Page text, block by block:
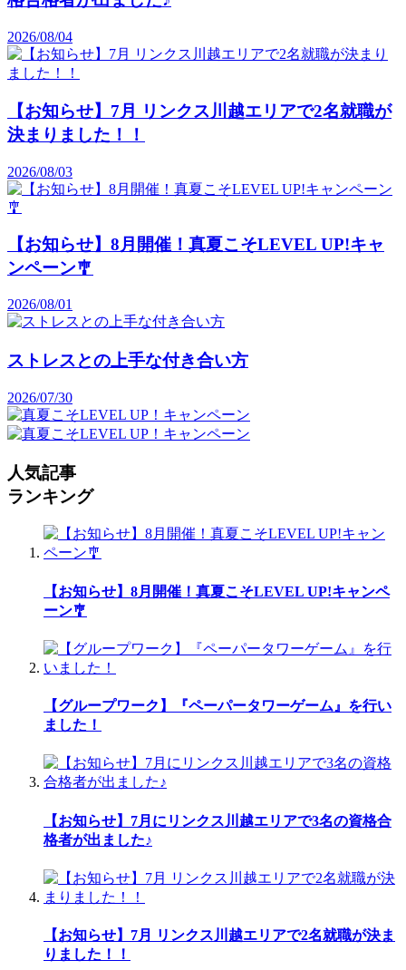
2026/08/04
【お知らせ】7月 リンクス川越エリアで2名就職が
決まりました！！
2026/08/03
【お知らせ】8月開催！真夏こそLEVEL UP!キャ
ンペーン🎐
2026/08/01
ストレスとの上手な付き合い方
2026/07/30
人気記事
ランキング
【お知らせ】8月開催！真夏こそLEVEL UP!キャンペ
ーン🎐
【グループワーク】『ペーパータワーゲーム』を行い
ました！
【お知らせ】7月にリンクス川越エリアで3名の資格合
格者が出ました♪
【お知らせ】7月 リンクス川越エリアで2名就職が決ま
りました！！